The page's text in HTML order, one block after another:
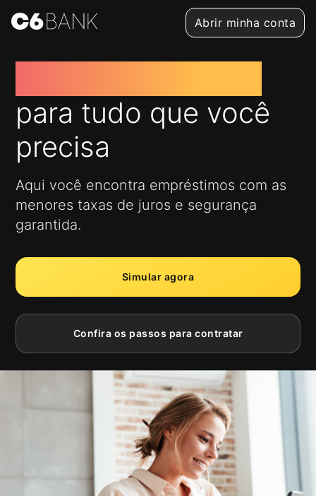
Abrir minha conta
para tudo que você
precisa
Aqui você encontra empréstimos com as
menores taxas de juros e segurança
garantida.
Simular agora
Confira os passos para contratar